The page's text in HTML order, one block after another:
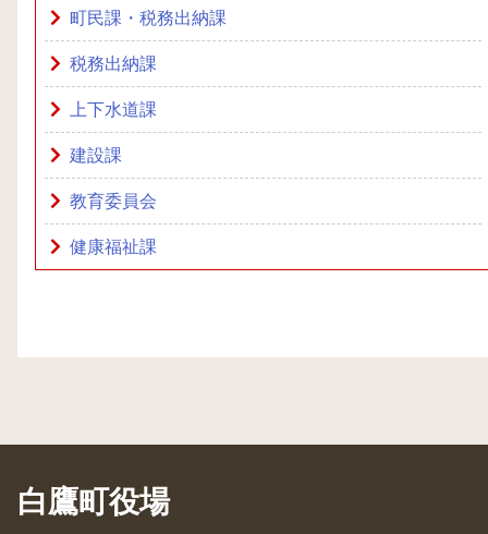
町民課・税務出納課
税務出納課
上下水道課
建設課
教育委員会
健康福祉課
白鷹町役場